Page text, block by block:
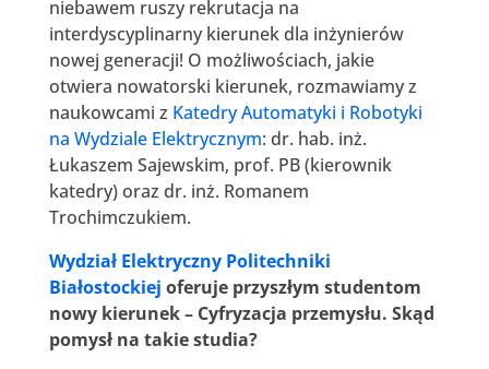
niebawem ruszy rekrutacja na
interdyscyplinarny kierunek dla inżynierów
nowej generacji! O możliwościach, jakie
otwiera nowatorski kierunek, rozmawiamy z
naukowcami z Katedry Automatyki i Robotyki
na Wydziale Elektrycznym: dr. hab. inż.
Łukaszem Sajewskim, prof. PB (kierownik
katedry) oraz dr. inż. Romanem
Trochimczukiem.
Wydział Elektryczny Politechniki
Białostockiej oferuje przyszłym studentom
nowy kierunek – Cyfryzacja przemysłu. Skąd
pomysł na takie studia?